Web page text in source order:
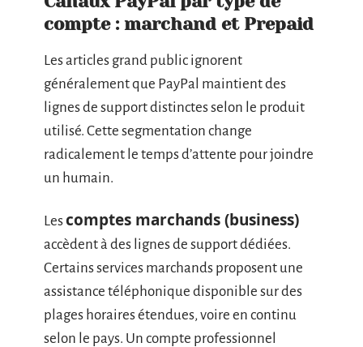
compte : marchand et Prepaid
Les articles grand public ignorent
généralement que PayPal maintient des
lignes de support distinctes selon le produit
utilisé. Cette segmentation change
radicalement le temps d’attente pour joindre
un humain.
Lescomptes marchands (business)
accèdent à des lignes de support dédiées.
Certains services marchands proposent une
assistance téléphonique disponible sur des
plages horaires étendues, voire en continu
selon le pays. Un compte professionnel